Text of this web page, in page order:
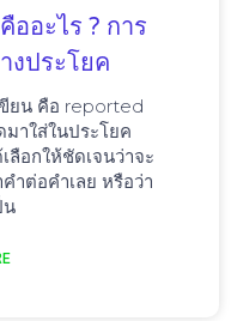
อะไร ? การ
งประโยค
ขียน คือ reported
าใส่ในประโยค
ลือกให้ชัดเจนว่าจะ
ำต่อคำเลย หรือว่า
น